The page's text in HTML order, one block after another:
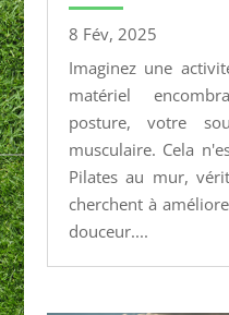
8 Fév, 2025
Imaginez une
matériel
posture, votre
musculaire. Cela
Pilates au mur,
cherchent à
douceur....